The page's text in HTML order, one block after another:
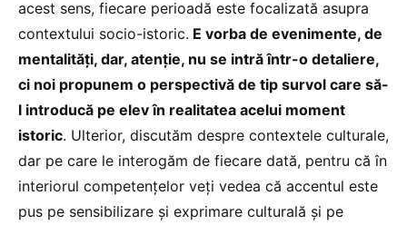
acest sens, fiecare perioadă este focalizată asupra
contextului socio-istoric. E vorba de evenimente, de
mentalități, dar, atenție, nu se intră într-o detaliere,
ci noi propunem o perspectivă de tip survol care să-
l introducă pe elev în realitatea acelui moment
istoric. Ulterior, discutăm despre contextele culturale,
dar pe care le interogăm de fiecare dată, pentru că în
interiorul competențelor veți vedea că accentul este
pus pe sensibilizare și exprimare culturală și pe